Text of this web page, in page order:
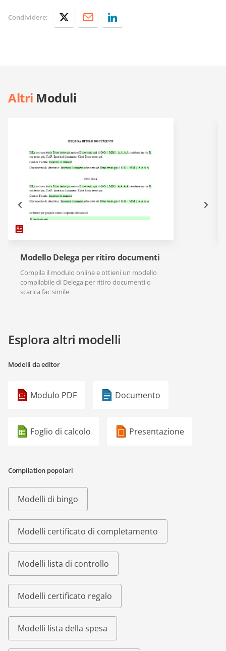
Condividere:
Altri Moduli
Modello Delega per ritiro documenti
Compila il modulo online e ottieni un modello
compilabile di Delega per ritiro documenti o
scarica fac simile.
Esplora altri modelli
Modelli da editor
Modulo PDF Documento
Foglio di calcolo Presentazione
Compilation popolari
Modelli di bingo
Modelli certificato di completamento
Modelli lista di controllo
Modelli certificato regalo
Modelli lista della spesa